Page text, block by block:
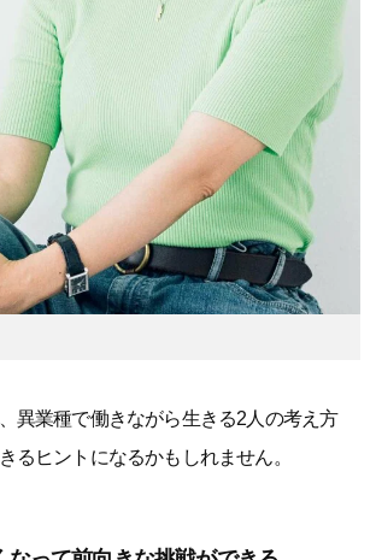
異業種で働きながら生きる2人の考え方
るヒントになるかもしれません。